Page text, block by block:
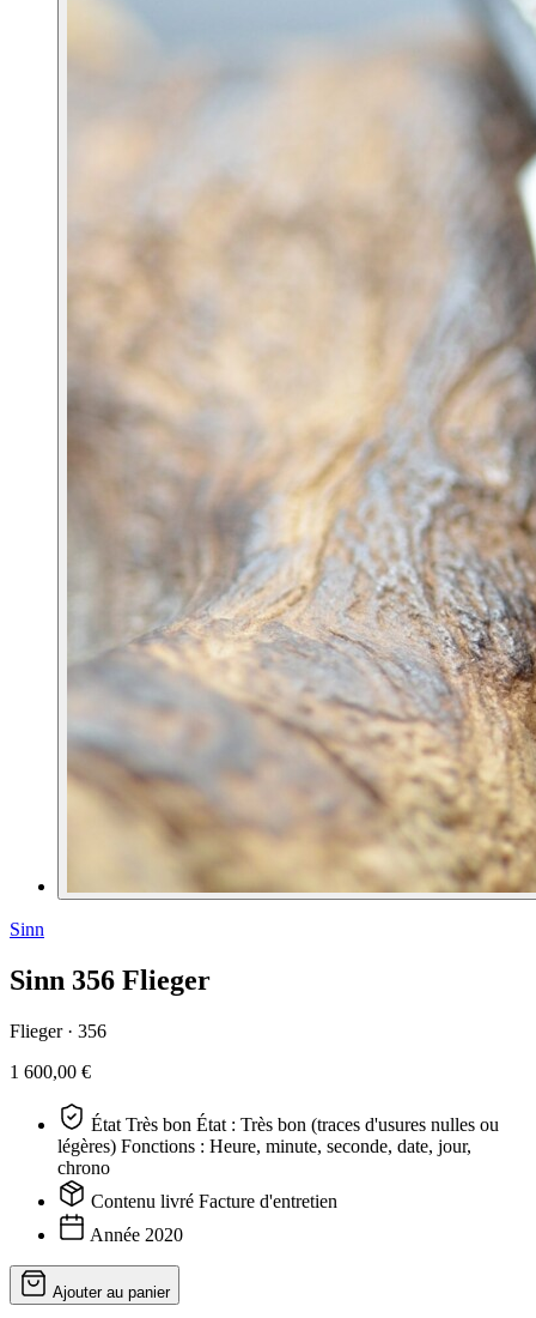
Sinn
Sinn 356 Flieger
Flieger · 356
1 600,00 €
État Très bon État : Très bon (traces d'usures nulles ou
légères) Fonctions : Heure, minute, seconde, date, jour,
chrono
Contenu livré Facture d'entretien
Année 2020
Ajouter au panier